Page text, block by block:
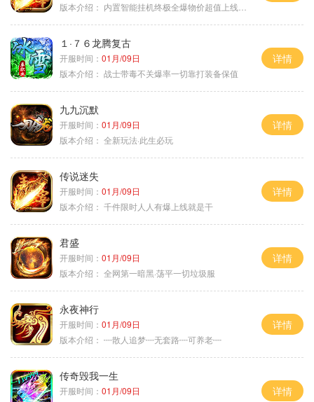
版本介绍： 内置智能挂机终极全爆物价超值上线送神器
１·７６龙腾复古
开服时间： 01月/09日
版本介绍： 战士带毒不关爆率一切靠打装备保值
详情
九九沉默
开服时间： 01月/09日
版本介绍： 全新玩法·此生必玩
详情
传说迷失
开服时间： 01月/09日
版本介绍： 千件限时人人有爆上线就是干
详情
君盛
开服时间： 01月/09日
版本介绍： 全网第一暗黑·荡平一切垃圾服
详情
永夜神行
开服时间： 01月/09日
版本介绍： ┉散人追梦┉无套路┉可养老┉
详情
传奇毁我一生
开服时间： 01月/09日
详情